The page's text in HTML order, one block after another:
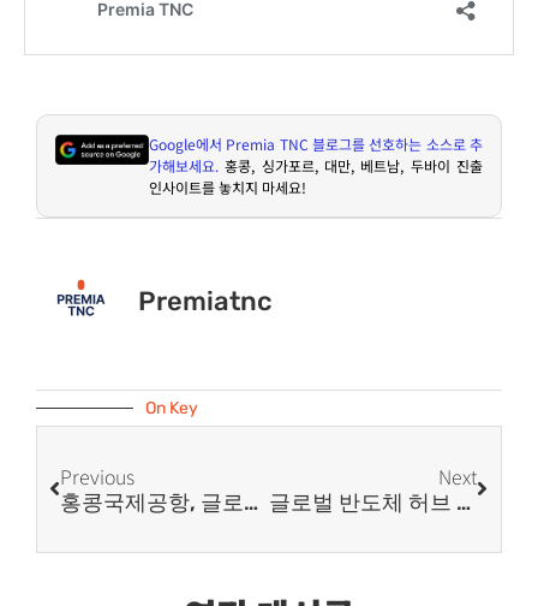
Google에서 Premia TNC블로그를 선호하는 소스로 추
가해보세요. 홍콩, 싱가포르, 대만, 베트남, 두바이 진출
인사이트를 놓치지 마세요!
Premiatnc
On Key
Previous
홍콩국제공항, 글로벌 허브 공항으로 재도약 기획 모색
Next
글로벌 반도체 허브 대만, 외국 투자자에게 열려 있는 기회의 문!